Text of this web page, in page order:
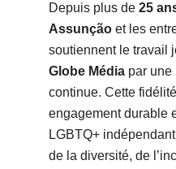
Depuis plus de 25
Assunçãoet les
soutiennent le travail
Globe Médiapar une
continue. Cette
engagement durable
LGBTQ+
de la diversité, de